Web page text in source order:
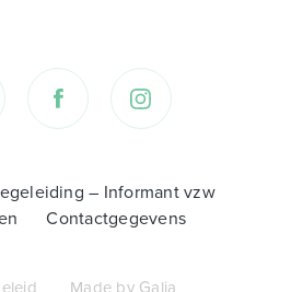
– Informant vzw
Contactgegevens
Made by Galia